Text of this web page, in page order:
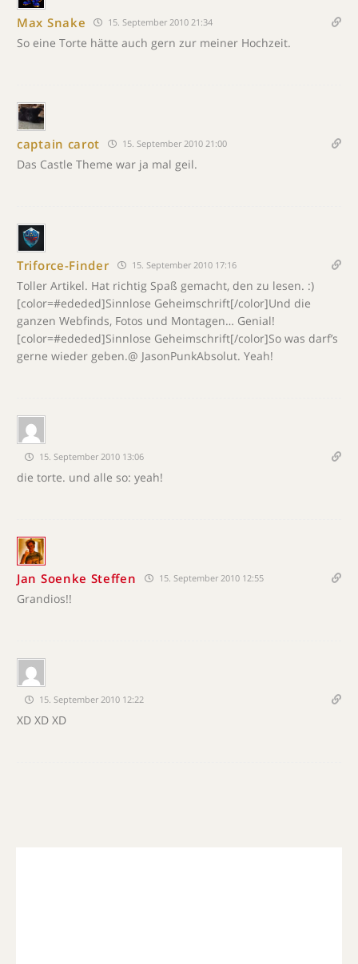
Max Snake 15. September 2010 21:34
So eine Torte hätte auch gern zur meiner Hochzeit.
captain carot 15. September 2010 21:00
Das Castle Theme war ja mal geil.
Triforce-Finder 15. September 2010 17:16
Toller Artikel. Hat richtig Spaß gemacht, den zu lesen. :)
[color=#ededed]Sinnlose Geheimschrift[/color]Und die
ganzen Webfinds, Fotos und Montagen… Genial!
[color=#ededed]Sinnlose Geheimschrift[/color]So was darf’s
gerne wieder geben.@ JasonPunkAbsolut. Yeah!
15. September 2010 13:06
die torte. und alle so: yeah!
Jan Soenke Steffen 15. September 2010 12:55
Grandios!!
15. September 2010 12:22
XD XD XD